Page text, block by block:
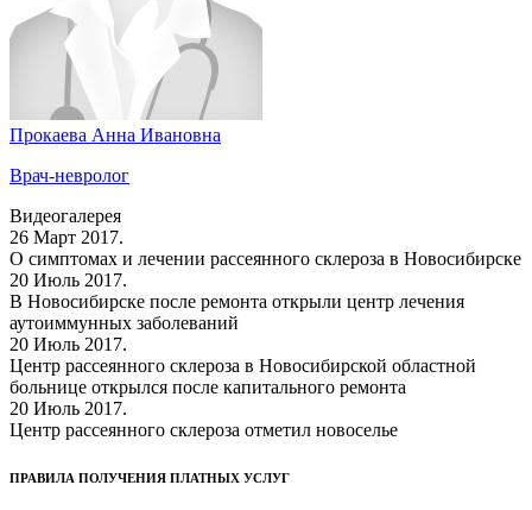
Прокаева Анна Ивановна
Врач-невролог
Видеогалерея
26 Март 2017.
О симптомах и лечении рассеянного склероза в Новосибирске
20 Июль 2017.
В Новосибирске после ремонта открыли центр лечения
аутоиммунных заболеваний
20 Июль 2017.
Центр рассеянного склероза в Новосибирской областной
больнице открылся после капитального ремонта
20 Июль 2017.
Центр рассеянного склероза отметил новоселье
ПРАВИЛА ПОЛУЧЕНИЯ ПЛАТНЫХ УСЛУГ